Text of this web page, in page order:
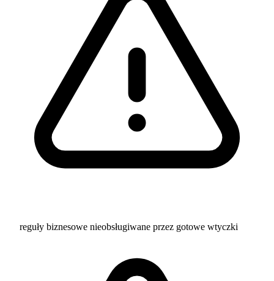
reguły biznesowe nieobsługiwane przez gotowe wtyczki